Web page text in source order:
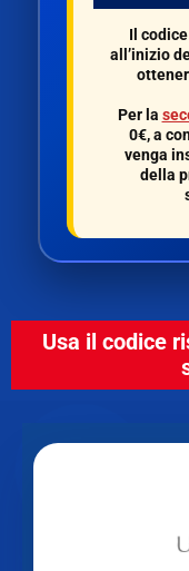
Il codice
all’inizio
Per la
0€, a
venga
della
Usa il codice